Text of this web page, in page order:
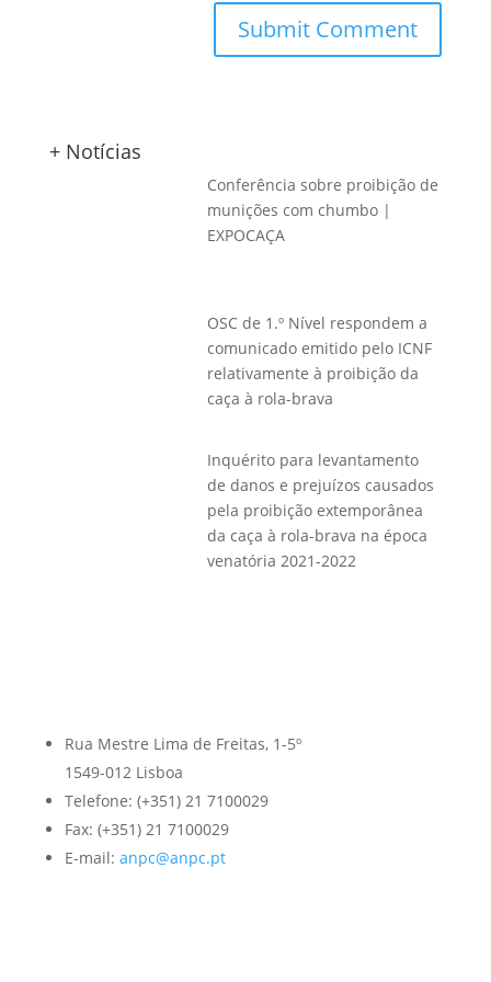
+ Notícias
Conferência sobre proibição de
munições com chumbo |
EXPOCAÇA
OSC de 1.º Nível respondem a
comunicado emitido pelo ICNF
relativamente à proibição da
caça à rola-brava
Inquérito para levantamento
de danos e prejuízos causados
pela proibição extemporânea
da caça à rola-brava na época
venatória 2021-2022
Rua Mestre Lima de Freitas, 1-5º
1549-012 Lisboa
Telefone: (+351) 21 7100029
Fax: (+351) 21 7100029
E-mail: anpc@anpc.pt